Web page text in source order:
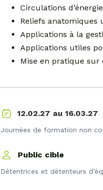
Circulations
Reliefs
Applications à la
Applications utiles
Mise en pratique sur
12.02.27 au 16.03.27
Journées de formation non
Public cible
Détentrices et détenteurs